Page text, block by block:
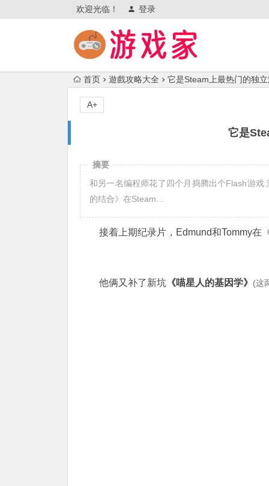
欢迎光临！ 登录
首页 遊戲攻略大全 它是Steam上最热门的独
它是
A+
摘要
和另一名编程师花了四个月捣腾出个Flash游
的结合》在Steam…
接着上期纪录片，Edmund和Tommy在
他俩又补了新坑 《喵星人的基因学》 (这